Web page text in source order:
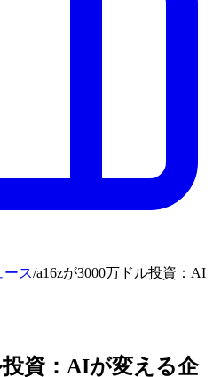
ース/a16zが3000万ドル投資：AI
投資：AIが変える企